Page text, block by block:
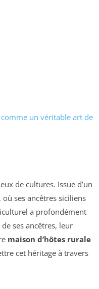
un véritable art de
de cultures. Issue d’un
ses ancêtres siciliens
a profondément
ses ancêtres, leur
maison d’hôtes rurale
cet héritage à travers